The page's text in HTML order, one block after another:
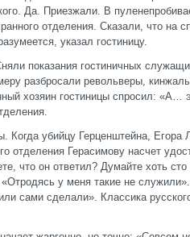
Да. Приезжали. В
отделения. Сказали, что на
указал гостиницу.
показания гостиничных
разбросали револьверы,
хозяин гостиницы спросил: «А…
Когда убийцу Герценштейна,
отделения Герасимову насчет
что он ответил? Думайте хоть
у меня такие не
сами сделали». Классика